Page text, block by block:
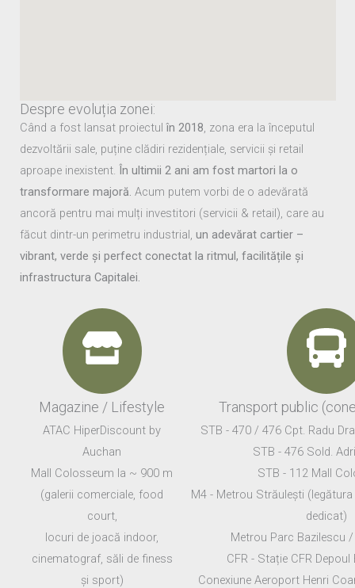
Despre evoluția zonei:
Când a fost lansat proiectulîn 2018, zona era la începutul
dezvoltării sale, puține clădiri rezidențiale, servicii și retail
aproape inexistent. În ultimii 2 ani am fost martori la o
transformare majoră. Acum putem vorbi de o adevărată
ancoră pentru mai mulți investitori (servicii & retail), care au
făcut dintr-un perimetru industrial, un adevărat cartier –
vibrant, verde și perfect conectat la ritmul, facilitățile și
infrastructura Capitalei.
Transport public
STB - 470 / 476 Cpt. Radu
STB - 476 Sold.
STB - 112 Mall
M4 - Metrou Străulești
dedicat)
Metrou Parc Bazilescu
CFR - Stație CFR
Conexiune Aeroport Henri
Magazine / Lifestyle
ATAC HiperDiscount by
Auchan
Mall Colosseum la ~ 900 m
(galerii comerciale, food
court,
locuri de joacă indoor,
cinematograf, săli de finess
și sport)